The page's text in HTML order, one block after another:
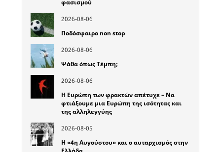
φασισμού
2026-08-06
Ποδόσφαιρο non stop
2026-08-06
Ψάθα όπως Τέμπη;
2026-08-06
Η Ευρώπη των φρακτών απέτυχε – Να
φτιάξουμε μια Ευρώπη της ισότητας και
της αλληλεγγύης
2026-08-05
Η «4η Αυγούστου» και ο αυταρχισμός στην